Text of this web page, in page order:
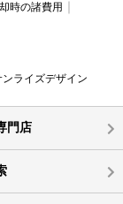
時の諸費用
ライズデザイン
門店